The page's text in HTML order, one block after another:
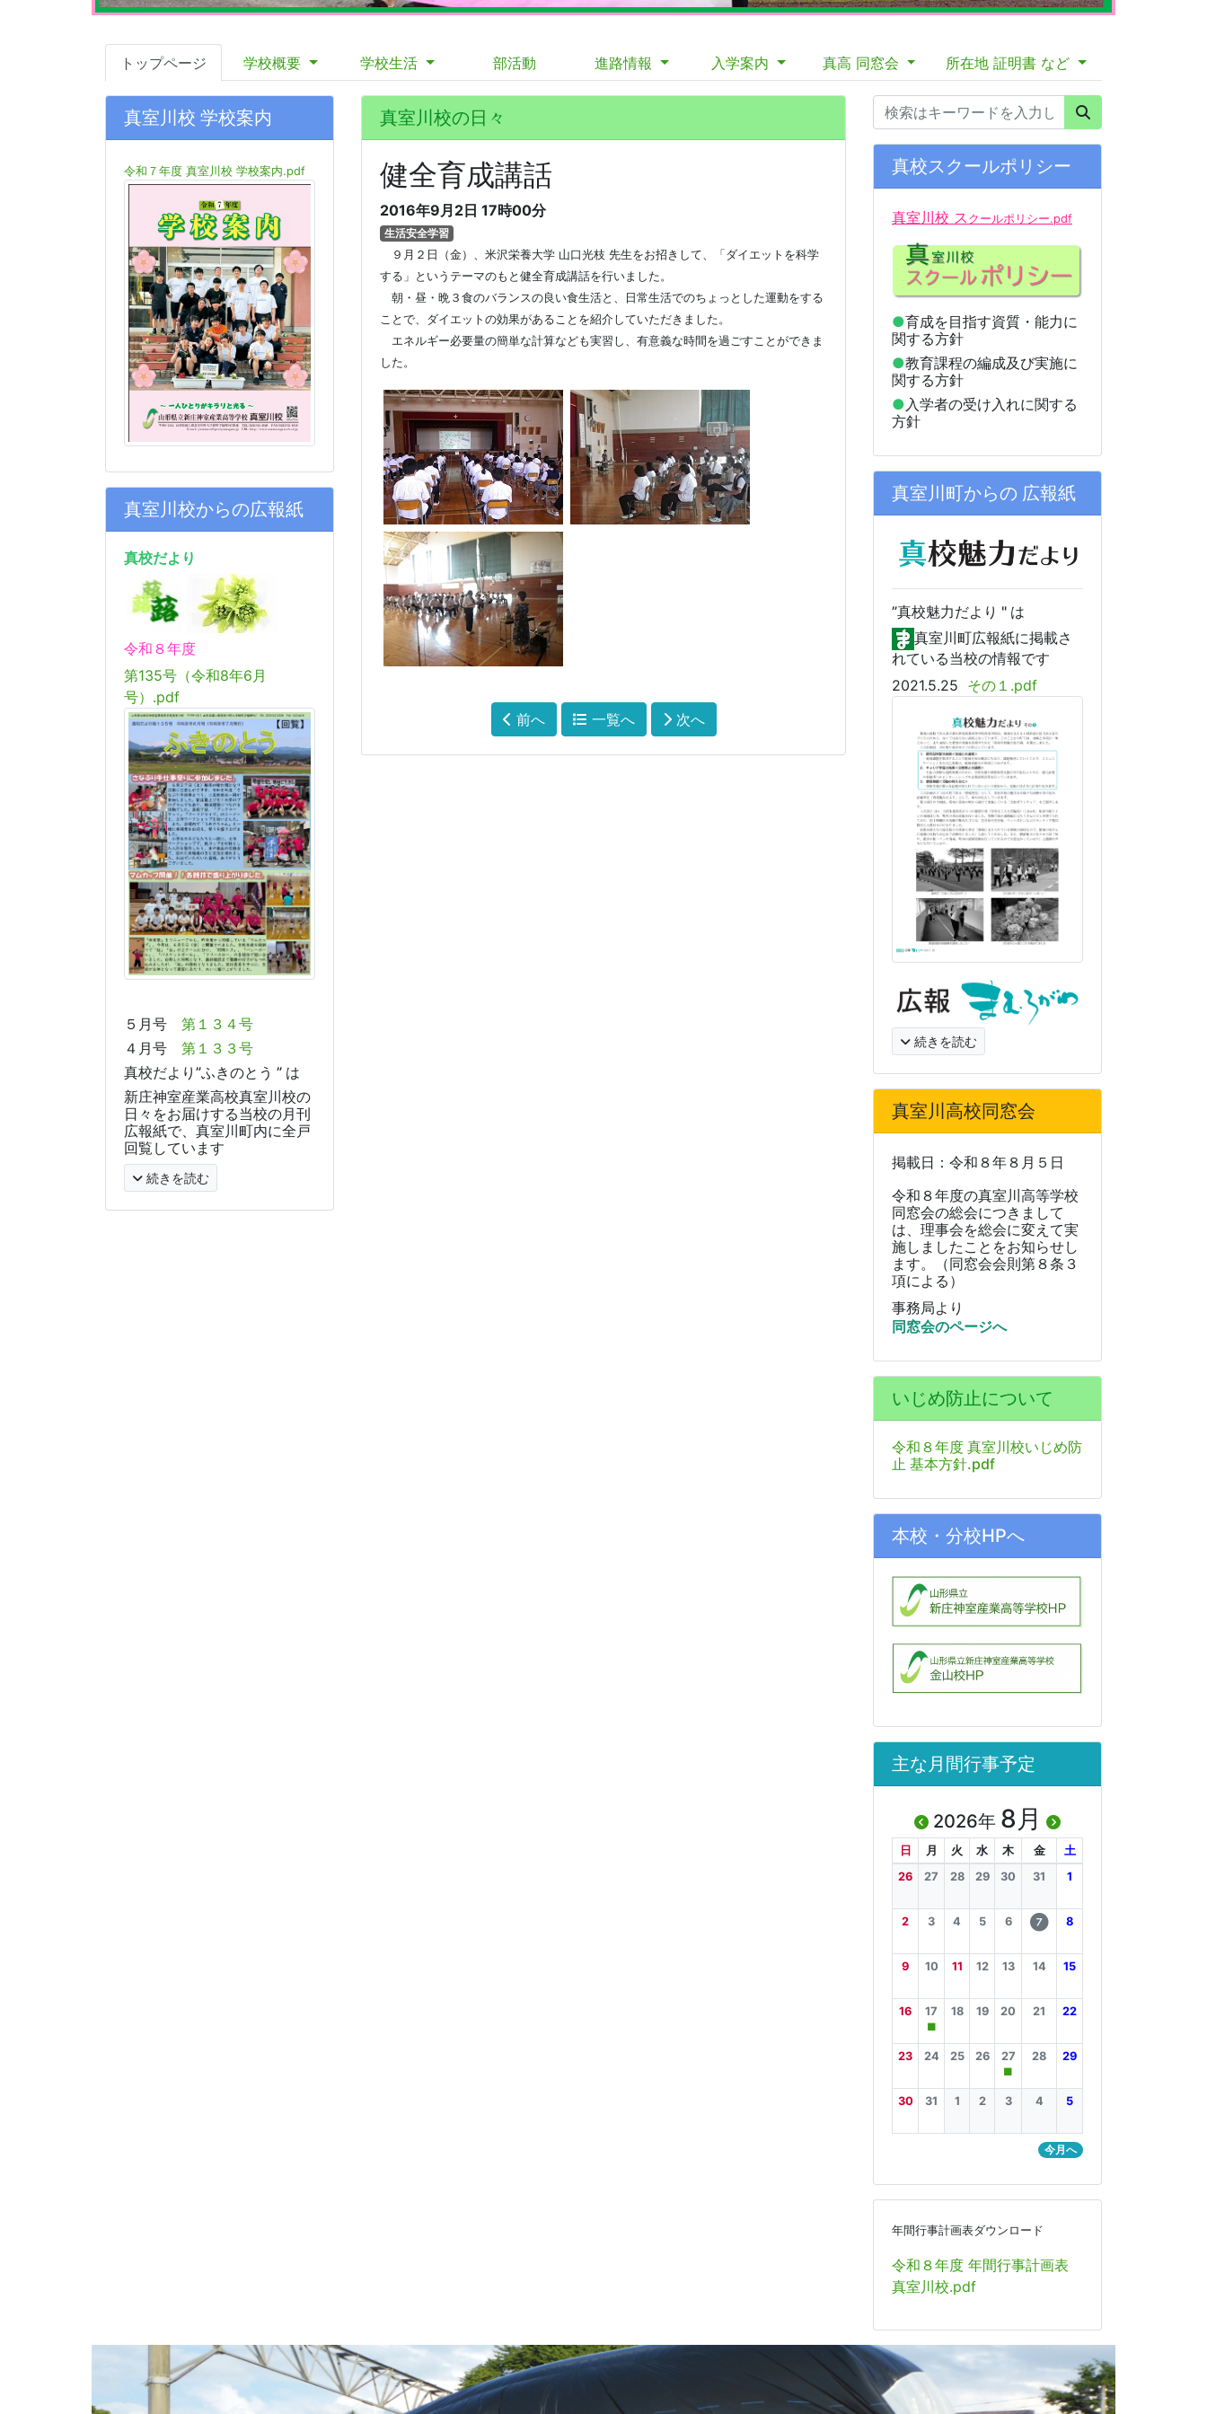
トップページ 学校概要 学校生活 部活動 進路情報 入学案内 真高 同窓会 所在地 証明書 など
真室川校 学校案内
令和７年度 真室川校 学校案内.pdf
真室川校からの広報紙
真校だより
令和８年度
第135号（令和8年6月
号）.pdf
５月号 第１３４号
４月号 第１３３号
真校だより”ふきのとう ” は
新庄神室産業高校真室川校の
日々をお届けする当校の月刊
広報紙で、真室川町内に全戸
回覧しています
続きを読む
真室川校の日々
健全育成講話
2016年9月2日 17時00分
生活安全学習
９月２日（金）、米沢栄養大学 山口光枝 先生をお招きして、
「ダイエットを科学
する」というテーマのもと健全育成講話を行いました。
朝・昼・晩３食のバランスの良い食生活と、日常生活でのちょっとした運動をする
ことで、 ダイエットの効果があることを紹介していただきました。
エネルギー必要量の簡単な計算なども実習し、有意義な時間を過ごすことができま
した。
前へ 一覧へ 次へ
真校スクールポリシー
真室川校 ス クールポリシー.pdf
●育成を目指す資質・能力に
関する方針
●教育課程の編成及び実施に
関する方針
●入学者の受け入れに関する
方針
真室川町からの 広報紙
”真校魅力だより " は
真室川町広報紙に掲載さ
れている当校の情報です
2021.5.25 その１.pdf
続きを読む
真室川高校同窓会
掲載日：令和８年８月５日
令和８年度の真室川高等学校
同窓会の総会につきまして
は、理事会を総会に変えて実
施しましたことをお知らせし
ます。（同窓会会則第８条３
項による）
事務局より
同窓会のページへ
いじめ防止について
令和８年度 真室川校いじめ防
止 基本方針.pdf
本校・分校HPへ
主な月間行事予定
2026年 8月
日 月 火 水 木 金
土
26
27 28 29 30 31 1
2 3 4 5 6 7 8
9 10 11 12 13 14 15
16 17
■
18 19 20 21 22
23 24 25 26 27
■
28 29
30 31 1 2 3 4 5
今月へ
年間行事計画表ダウンロード
令和８年度 年間行事計画表
真室川校.pdf